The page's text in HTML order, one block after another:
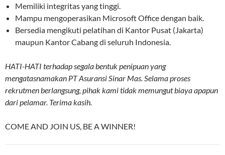
Memiliki integritas yang tinggi.
Mampu mengoperasikan Microsoft Office dengan baik.
Bersedia mengikuti pelatihan di Kantor Pusat (Jakarta)
maupun Kantor Cabang di seluruh Indonesia.
HATI-HATI terhadap segala bentuk penipuan yang
mengatasnamakan PT Asuransi Sinar Mas. Selama proses
rekrutmen berlangsung, pihak kami tidak memungut biaya apapun
dari pelamar. Terima kasih.
COME AND JOIN US, BE A WINNER!